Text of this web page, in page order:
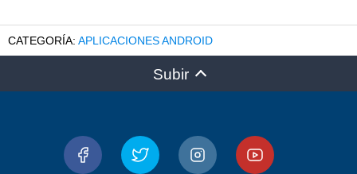
APLICACIONES ANDROID
Subir